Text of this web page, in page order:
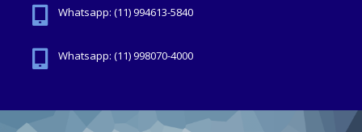
Whatsapp: (11) 994613-5840
Whatsapp: (11) 998070-4000